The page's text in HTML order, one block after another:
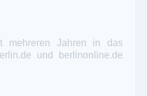
mehreren Jahren in das
und berlinonline.de